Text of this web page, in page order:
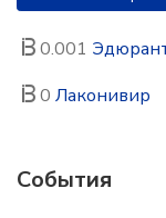
0.001
0 Лаконивир
События